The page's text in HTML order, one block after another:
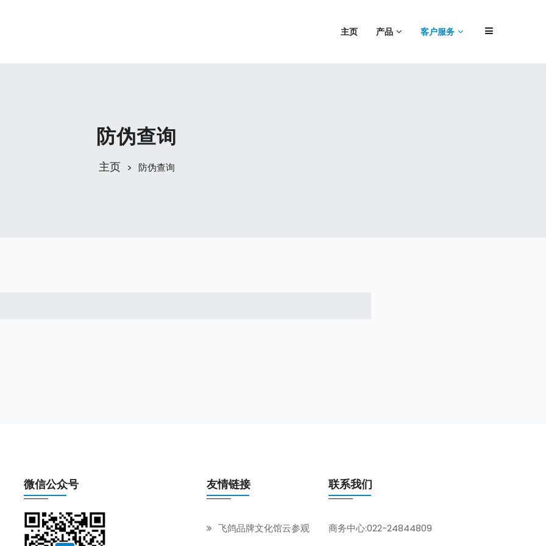
主页 产品 客户服务
防伪查询
主页 防伪查询
微信公众号 友情链接
飞鸽品牌文化馆云参观
联系我们
商务中心:022-24844809